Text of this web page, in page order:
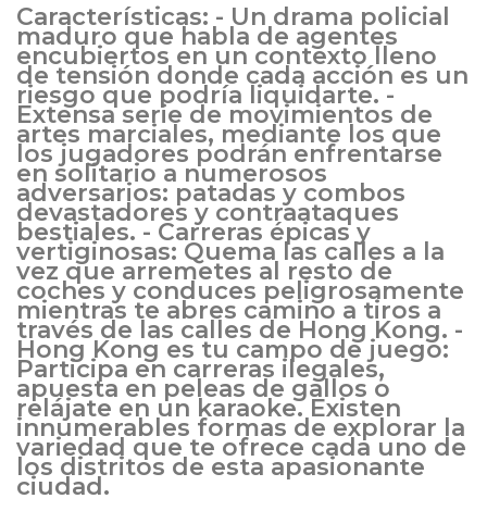
Características: - Un drama policial
maduro que habla de agentes
encubiertos en un contexto lleno
de tensión donde cada acción es un
riesgo que podría liquidarte. -
Extensa serie de movimientos de
artes marciales, mediante los que
los jugadores podrán enfrentarse
en solitario a numerosos
adversarios: patadas y combos
devastadores y contraataques
bestiales. - Carreras épicas y
vertiginosas: Quema las calles a la
vez que arremetes al resto de
coches y conduces peligrosamente
mientras te abres camino a tiros a
través de las calles de Hong Kong. -
Hong Kong es tu campo de juego:
Participa en carreras ilegales,
apuesta en peleas de gallos o
relájate en un karaoke. Existen
innumerables formas de explorar la
variedad que te ofrece cada uno de
los distritos de esta apasionante
ciudad.